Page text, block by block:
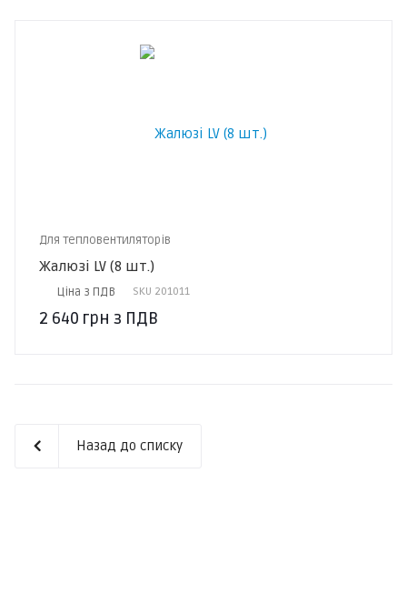
Для тепловентиляторів
Жалюзі LV (8 шт.)
Ціна з ПДВ SKU 201011
2 640 грн з ПДВ
Назад до списку